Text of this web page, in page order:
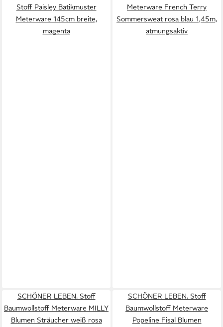
Stoff Paisley Batikmuster
Meterware 145cm breite,
magenta
Meterware French Terry
Sommersweat rosa blau 1,45m,
atmungsaktiv
SCHÖNER LEBEN. Stoff
Baumwollstoff Meterware MILLY
Blumen Sträucher weiß rosa
SCHÖNER LEBEN. Stoff
Baumwollstoff Meterware
Popeline Fisal Blumen